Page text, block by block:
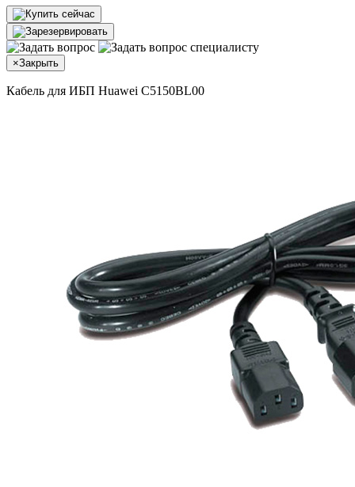
×Закрыть
Кабель для ИБП Huawei C5150BL00